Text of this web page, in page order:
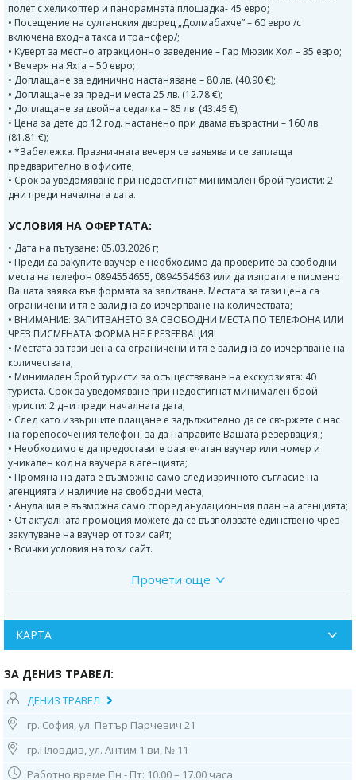
полет с хеликоптер и панорамната площадка- 45 евро;
• Посещение на султанския дворец „Долмабахче” – 60 евро /с
включена входна такса и трансфер/;
• Куверт за местно атракционно заведение – Гар Мюзик Хол – 35 eвро;
• Вечеря на Яхта – 50 евро;
• Доплащане за единично настаняване – 80 лв. (40.90 €);
• Доплащане за предни места 25 лв. (12.78 €);
• Доплащане за двойна седалка – 85 лв. (43.46 €);
• Цена за дете до 12 год. настанено при двама възрастни – 160 лв.
(81.81 €);
• *Забележка. Празничната вечеря се заявява и се заплаща
предварително в офисите;
• Срок за уведомяване при недостигнат минимален брой туристи: 2
дни преди началната дата.
УСЛОВИЯ НА ОФЕРТАТА:
• Дата на пътуване: 05.03.2026 г;
• Преди да закупите ваучер е необходимо да проверите за свободни
места на телефон 0894554655, 0894554663 или да изпратите писмено
Вашата заявка във формата за запитване. Местата за тази цена са
ограничени и тя е валидна до изчерпване на количествата;
• ВНИМАНИЕ: ЗАПИТВАНЕТО ЗА СВОБОДНИ МЕСТА ПО ТЕЛЕФОНА ИЛИ
ЧРЕЗ ПИСМЕНАТА ФОРМА НЕ Е РЕЗЕРВАЦИЯ!
• Местата за тази цена са ограничени и тя е валидна до изчерпване на
количествата;
• Минимален брой туристи за осъществяване на екскурзията: 40
туриста. Срок за уведомяване при недостигнат минимален брой
туристи: 2 дни преди началната дата;
• След като извършите плащане е задължително да се свържете с нас
на горепосочения телефон, за да направите Вашата резервация;;
• Необходимо е да предоставите разпечатан ваучер или номер и
уникален код на ваучера в агенцията;
• Промяна на дата е възможна само след изричното съгласие на
агенцията и наличие на свободни места;
• Анулация е възможна само според анулационния план на агенцията;
• От актуалната промоция можете да се възползвате единствено чрез
закупуване на ваучер от този сайт;
• Всички условия на този сайт.
София в 20.00 ч., от Мотел Ихтинан - 20.30 часа, от Шел Пазарджик –
21.00 часа, ОМВ до хотел Санкт Петербулг Пловдив – 21.45 часа. Нощно
2 ден: Истанбул
Пристигане в Истанбул сутринта. Настаняване в хотел (ако е възможно
всички хотелиери в световен мащаб. Стаите се освобождават до 12:00
ч.). Панорамна обиколка с автобус на гр. Истанбул Посещение на
цветния квартал Балат и посещение на Българската църква Свети
Стефан в Европейската част на града и посещение на площад
Прочети още
КАРТА
ЗА ДЕНИЗ ТРАВЕЛ:
ДЕНИЗ ТРАВЕЛ
гр. София, ул. Петър Парчевич 21
гр.Пловдив, ул. Антим 1 ви, № 11
Работно време Пн - Пт: 10.00 – 17.00 часа